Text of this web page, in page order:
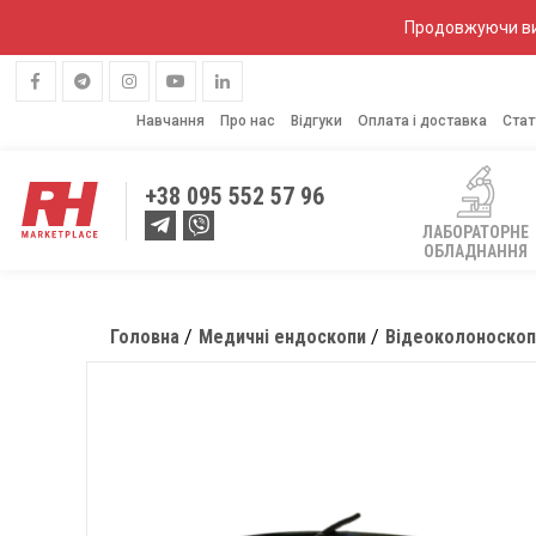
Продовжуючи
Навчання Про нас Відгуки Оплата і доставка
+38 095 552 57 96
ЛАБОРАТОРНЕ
ОБЛАДНАННЯ
Головна Медичні ендоскопи